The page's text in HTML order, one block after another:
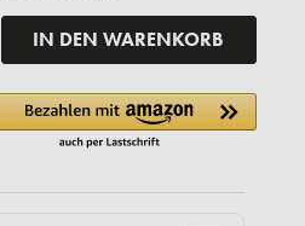
IN DEN WARENKORB